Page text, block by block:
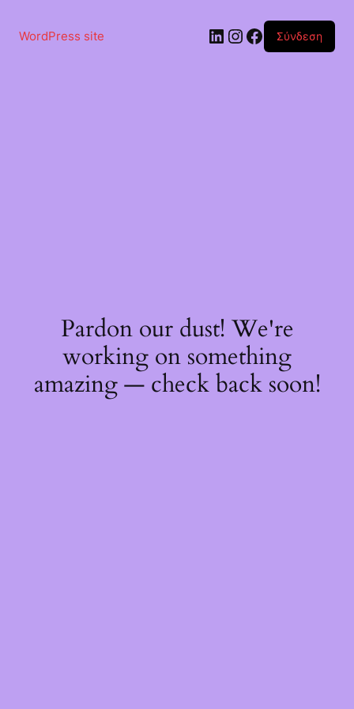
περιεχόμενο
WordPress site Linkedin
Instagram
Facebook
Σύνδεση
Pardon our dust! We're
working on something
amazing — check back soon!